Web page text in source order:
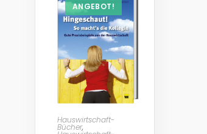
ANGEBOT!
Hauswirtschaft-
Bücher,